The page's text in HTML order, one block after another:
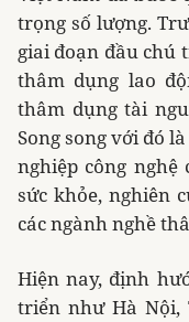
trọng số lượng.
giai đoạn đầu chú
thâm dụng lao
thâm dụng tài
Song song với đó
nghiệp công nghệ
sức khỏe, nghiên
các ngành nghề
Hiện nay, định
triển như Hà Nội,